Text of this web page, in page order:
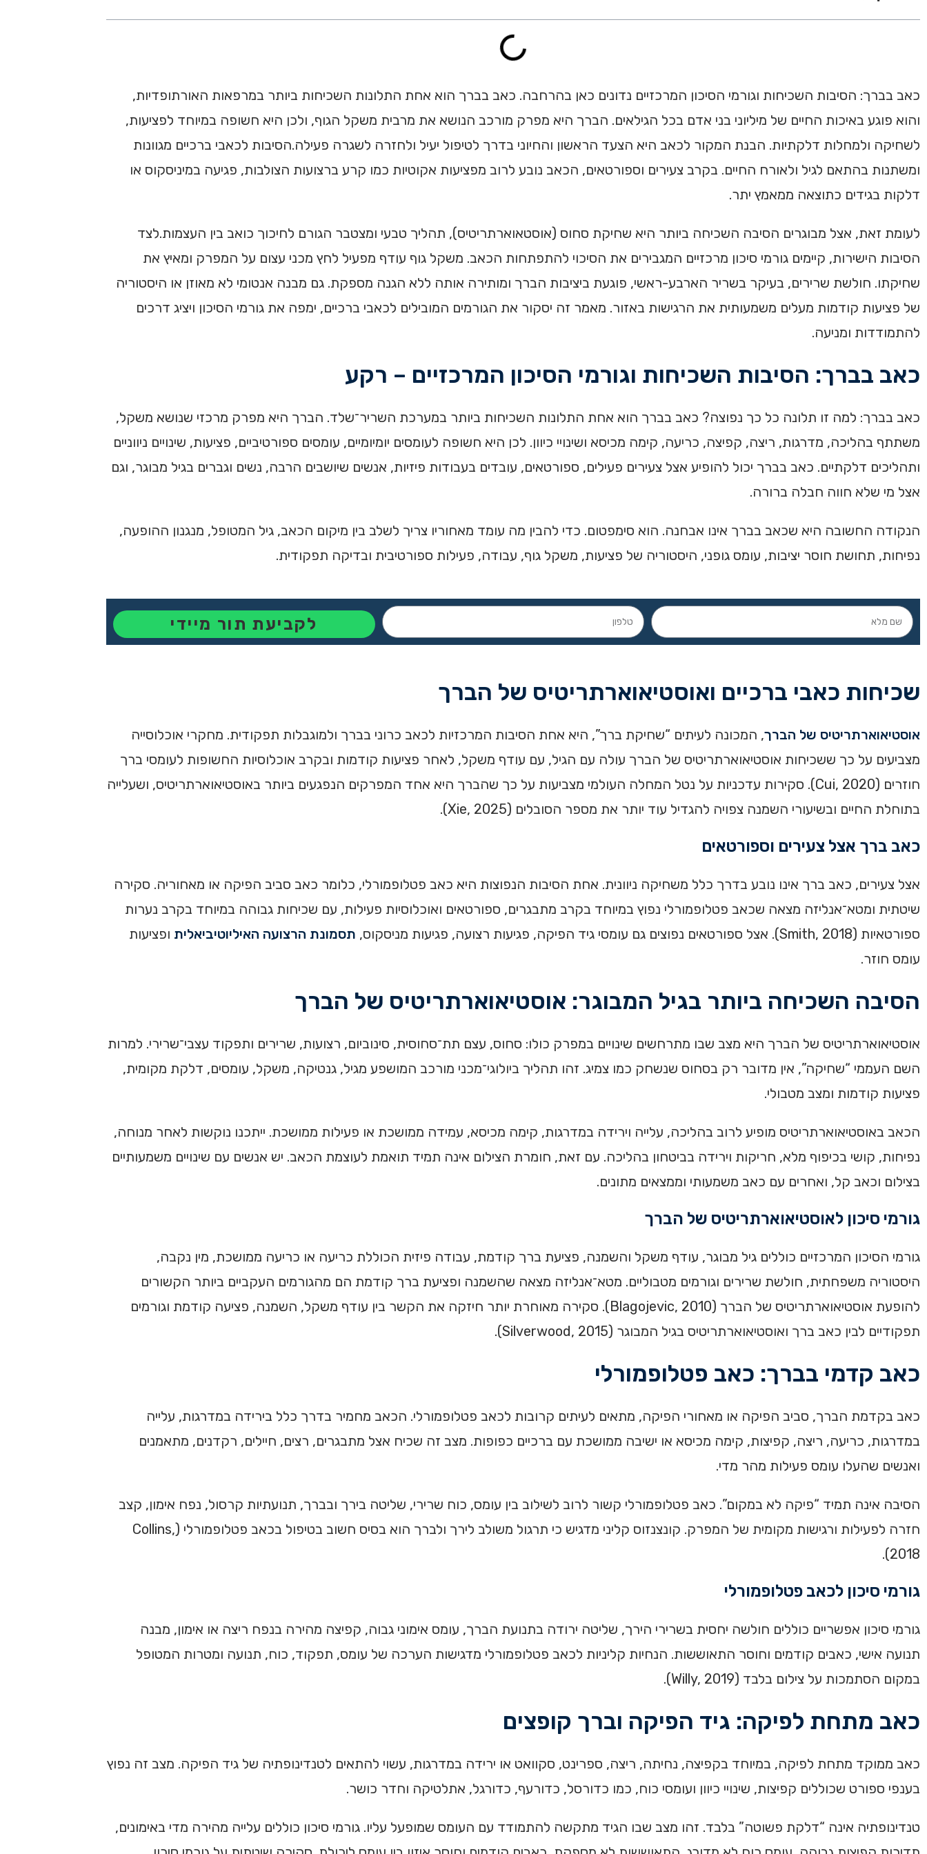
כאב בברך: הסיבות השכיחות וגורמי הסיכון המרכזיים נדונים כאן בהרחבה. כאב בברך הוא אחת התלונות השכיחות ביותר במרפאות האורתופדיות,
והוא פוגע באיכות החיים של מיליוני בני אדם בכל הגילאים. הברך היא מפרק מורכב הנושא את מרבית משקל הגוף, ולכן היא חשופה במיוחד לפציעות,
לשחיקה ולמחלות דלקתיות. הבנת המקור לכאב היא הצעד הראשון והחיוני בדרך לטיפול יעיל ולחזרה לשגרה פעילה.הסיבות לכאבי ברכיים מגוונות
ומשתנות בהתאם לגיל ולאורח החיים. בקרב צעירים וספורטאים, הכאב נובע לרוב מפציעות אקוטיות כמו קרע ברצועות הצולבות, פגיעה במיניסקוס או
דלקות בגידים כתוצאה ממאמץ יתר.
לעומת זאת, אצל מבוגרים הסיבה השכיחה ביותר היא שחיקת סחוס (אוסטאוארתריטיס), תהליך טבעי ומצטבר הגורם לחיכוך כואב בין העצמות.לצד
הסיבות הישירות, קיימים גורמי סיכון מרכזיים המגבירים את הסיכוי להתפתחות הכאב. משקל גוף עודף מפעיל לחץ מכני עצום על המפרק ומאיץ את
שחיקתו. חולשת שרירים, בעיקר בשריר הארבע-ראשי, פוגעת ביציבות הברך ומותירה אותה ללא הגנה מספקת. גם מבנה אנטומי לא מאוזן או היסטוריה
של פציעות קודמות מעלים משמעותית את הרגישות באזור. מאמר זה יסקור את הגורמים המובילים לכאבי ברכיים, ימפה את גורמי הסיכון ויציג דרכים
להתמודדות ומניעה.
כאב בברך: הסיבות השכיחות וגורמי הסיכון המרכזיים – רקע
כאב בברך: למה זו תלונה כל כך נפוצה? כאב בברך הוא אחת התלונות השכיחות ביותר במערכת השריר־שלד. הברך היא מפרק מרכזי שנושא משקל,
משתתף בהליכה, מדרגות, ריצה, קפיצה, כריעה, קימה מכיסא ושינויי כיוון. לכן היא חשופה לעומסים יומיומיים, עומסים ספורטיביים, פציעות, שינויים ניווניים
ותהליכים דלקתיים. כאב בברך יכול להופיע אצל צעירים פעילים, ספורטאים, עובדים בעבודות פיזיות, אנשים שיושבים הרבה, נשים וגברים בגיל מבוגר, וגם
אצל מי שלא חווה חבלה ברורה.
הנקודה החשובה היא שכאב בברך אינו אבחנה. הוא סימפטום. כדי להבין מה עומד מאחוריו צריך לשלב בין מיקום הכאב, גיל המטופל, מנגנון ההופעה,
נפיחות, תחושת חוסר יציבות, עומס גופני, היסטוריה של פציעות, משקל גוף, עבודה, פעילות ספורטיבית ובדיקה תפקודית.
לקביעת תור מיידי
שכיחות כאבי ברכיים ואוסטיאוארתריטיס של הברך
אוסטיאוארתריטיס של הברך, המכונה לעיתים “שחיקת ברך”, היא אחת הסיבות המרכזיות לכאב כרוני בברך ולמוגבלות תפקודית. מחקרי אוכלוסייה
מצביעים על כך ששכיחות אוסטיאוארתריטיס של הברך עולה עם הגיל, עם עודף משקל, לאחר פציעות קודמות ובקרב אוכלוסיות החשופות לעומסי ברך
חוזרים (Cui, 2020). סקירות עדכניות על נטל המחלה העולמי מצביעות על כך שהברך היא אחד המפרקים הנפגעים ביותר באוסטיאוארתריטיס, ושעלייה
בתוחלת החיים ובשיעורי השמנה צפויה להגדיל עוד יותר את מספר הסובלים (Xie, 2025).
כאב ברך אצל צעירים וספורטאים
אצל צעירים, כאב ברך אינו נובע בדרך כלל משחיקה ניוונית. אחת הסיבות הנפוצות היא כאב פטלופמורלי, כלומר כאב סביב הפיקה או מאחוריה. סקירה
שיטתית ומטא־אנליזה מצאה שכאב פטלופמורלי נפוץ במיוחד בקרב מתבגרים, ספורטאים ואוכלוסיות פעילות, עם שכיחות גבוהה במיוחד בקרב נערות
ספורטאיות (Smith, 2018). אצל ספורטאים נפוצים גם עומסי גיד הפיקה, פגיעות רצועה, פגיעות מניסקוס,
תסמונת הרצועה האיליוטיביאלית ופציעות
עומס חוזר.
הסיבה השכיחה ביותר בגיל המבוגר: אוסטיאוארתריטיס של הברך
אוסטיאוארתריטיס של הברך היא מצב שבו מתרחשים שינויים במפרק כולו: סחוס, עצם תת־סחוסית, סינוביום, רצועות, שרירים ותפקוד עצבי־שרירי. למרות
השם העממי “שחיקה”, אין מדובר רק בסחוס שנשחק כמו צמיג. זהו תהליך ביולוגי־מכני מורכב המושפע מגיל, גנטיקה, משקל, עומסים, דלקת מקומית,
פציעות קודמות ומצב מטבולי.
הכאב באוסטיאוארתריטיס מופיע לרוב בהליכה, עלייה וירידה במדרגות, קימה מכיסא, עמידה ממושכת או פעילות ממושכת. ייתכנו נוקשות לאחר מנוחה,
נפיחות, קושי בכיפוף מלא, חריקות וירידה בביטחון בהליכה. עם זאת, חומרת הצילום אינה תמיד תואמת לעוצמת הכאב. יש אנשים עם שינויים משמעותיים
בצילום וכאב קל, ואחרים עם כאב משמעותי וממצאים מתונים.
גורמי סיכון לאוסטיאוארתריטיס של הברך
גורמי הסיכון המרכזיים כוללים גיל מבוגר, עודף משקל והשמנה, פציעת ברך קודמת, עבודה פיזית הכוללת כריעה או כריעה ממושכת, מין נקבה,
היסטוריה משפחתית, חולשת שרירים וגורמים מטבוליים. מטא־אנליזה מצאה שהשמנה ופציעת ברך קודמת הם מהגורמים העקביים ביותר הקשורים
להופעת אוסטיאוארתריטיס של הברך (Blagojevic, 2010). סקירה מאוחרת יותר חיזקה את הקשר בין עודף משקל, השמנה, פציעה קודמת וגורמים
תפקודיים לבין כאב ברך ואוסטיאוארתריטיס בגיל המבוגר (Silverwood, 2015).
כאב קדמי בברך: כאב פטלופמורלי
כאב בקדמת הברך, סביב הפיקה או מאחורי הפיקה, מתאים לעיתים קרובות לכאב פטלופמורלי. הכאב מחמיר בדרך כלל בירידה במדרגות, עלייה
במדרגות, כריעה, ריצה, קפיצות, קימה מכיסא או ישיבה ממושכת עם ברכיים כפופות. מצב זה שכיח אצל מתבגרים, רצים, חיילים, רקדנים, מתאמנים
ואנשים שהעלו עומס פעילות מהר מדי.
הסיבה אינה תמיד “פיקה לא במקום”. כאב פטלופמורלי קשור לרוב לשילוב בין עומס, כוח שרירי, שליטה בירך ובברך, תנועתיות קרסול, נפח אימון, קצב
חזרה לפעילות ורגישות מקומית של המפרק. קונצנזוס קליני מדגיש כי תרגול משולב לירך ולברך הוא בסיס חשוב בטיפול בכאב פטלופמורלי (Collins,
2018).
גורמי סיכון לכאב פטלופמורלי
גורמי סיכון אפשריים כוללים חולשה יחסית בשרירי הירך, שליטה ירודה בתנועת הברך, עומס אימוני גבוה, קפיצה מהירה בנפח ריצה או אימון, מבנה
תנועה אישי, כאבים קודמים וחוסר התאוששות. הנחיות קליניות לכאב פטלופמורלי מדגישות הערכה של עומס, תפקוד, כוח, תנועה ומטרות המטופל
במקום הסתמכות על צילום בלבד (Willy, 2019).
כאב מתחת לפיקה: גיד הפיקה וברך קופצים
כאב ממוקד מתחת לפיקה, במיוחד בקפיצה, נחיתה, ריצה, ספרינט, סקוואט או ירידה במדרגות, עשוי להתאים לטנדינופתיה של גיד הפיקה. מצב זה נפוץ
בענפי ספורט שכוללים קפיצות, שינויי כיוון ועומסי כוח, כמו כדורסל, כדורעף, כדורגל, אתלטיקה וחדר כושר.
טנדינופתיה אינה “דלקת פשוטה” בלבד. זהו מצב שבו הגיד מתקשה להתמודד עם העומס שמופעל עליו. גורמי סיכון כוללים עלייה מהירה מדי באימונים,